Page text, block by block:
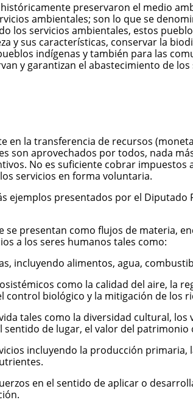
preservaron el medio
ambientales; son lo que se
los servicios ambientales, estos
y sus características, conservar la
indígenas y también para las
y garantizan el abastecimiento de
en la transferencia de recursos
son aprovechados por todos, nada
No es suficiente cobrar
servicios en forma voluntaria.
presentados por el
se presentan como flujos de materia,
a los seres humanos tales como:
incluyendo alimentos, agua,
como la calidad del aire, la
control biológico y la mitigación de los
tales como la diversidad cultural,
de lugar, el valor del
incluyendo la producción
en el sentido de aplicar o